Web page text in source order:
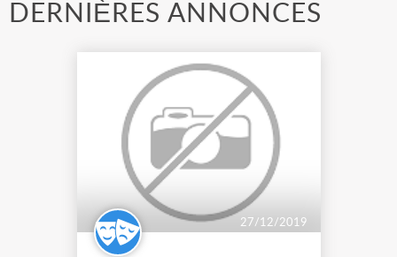
DERNIÈRES ANNONCES
27/12/2019